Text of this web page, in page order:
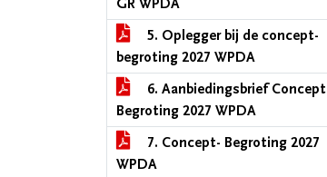
GR WPDA
5. Oplegger bij de concept-
begroting 2027 WPDA
6. Aanbiedingsbrief Concept
Begroting 2027 WPDA
7. Concept- Begroting 2027
WPDA